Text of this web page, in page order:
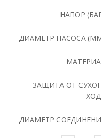
НАПОР
ДИАМЕТР НАСОСА
ЗАЩИТА ОТ
ДИАМЕТР